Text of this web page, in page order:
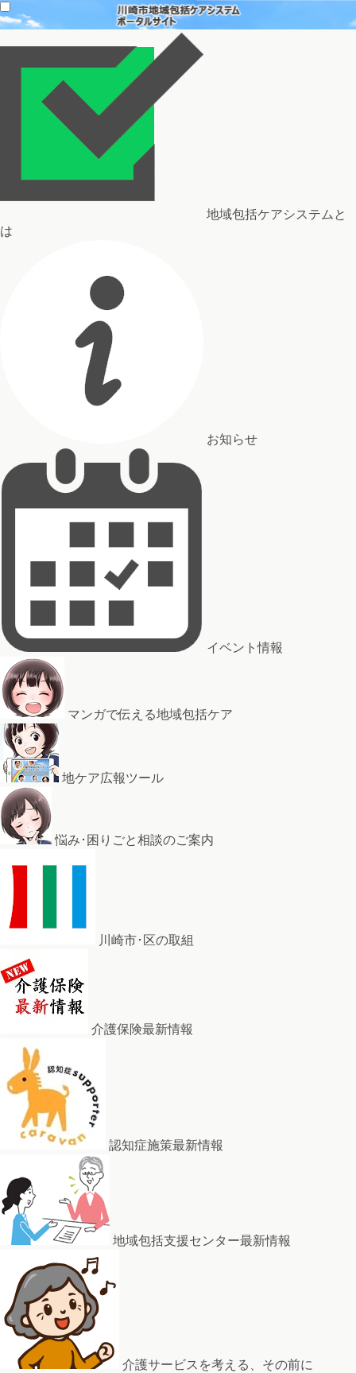
地域包括ケアシステムと
は
お知らせ
イベント情報
マンガで伝える地域包括ケア
地ケア広報ツール
悩み･困りごと相談のご案内
川崎市･区の取組
介護保険最新情報
認知症施策最新情報
地域包括支援センター最新情報
介護サービスを考える、その前に